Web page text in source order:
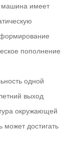
машина имеет
пополнение
одной
выход
окружающей
достигать